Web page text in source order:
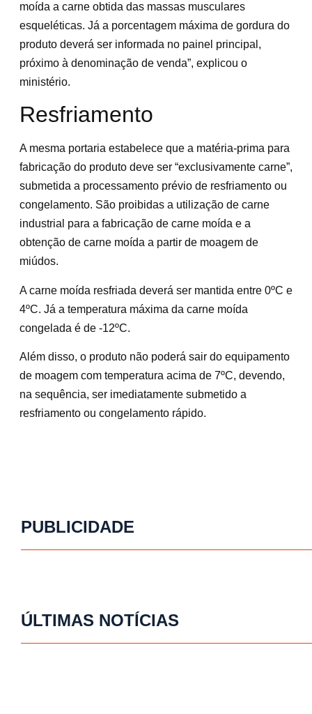
moída a carne obtida das massas musculares
esqueléticas. Já a porcentagem máxima de gordura do
produto deverá ser informada no painel principal,
próximo à denominação de venda”, explicou o
ministério.
Resfriamento
A mesma portaria estabelece que a matéria-prima para
fabricação do produto deve ser “exclusivamente carne”,
submetida a processamento prévio de resfriamento ou
congelamento. São proibidas a utilização de carne
industrial para a fabricação de carne moída e a
obtenção de carne moída a partir de moagem de
miúdos.
A carne moída resfriada deverá ser mantida entre 0ºC e
4ºC. Já a temperatura máxima da carne moída
congelada é de -12ºC.
Além disso, o produto não poderá sair do equipamento
de moagem com temperatura acima de 7ºC, devendo,
na sequência, ser imediatamente submetido a
resfriamento ou congelamento rápido.
PUBLICIDADE
ÚLTIMAS NOTÍCIAS